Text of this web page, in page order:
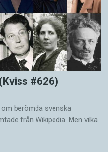
#626)
om berömda svenska
från Wikipedia. Men vilka